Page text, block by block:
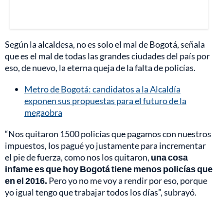
Según la alcaldesa, no es solo el mal de Bogotá, señala
que es el mal de todas las grandes ciudades del país por
eso, de nuevo, la eterna queja de la falta de policías.
Metro de Bogotá: candidatos a la Alcaldía
exponen sus propuestas para el futuro de la
megaobra
“Nos quitaron 1500 policías que pagamos con nuestros
impuestos, los pagué yo justamente para incrementar
el pie de fuerza, como nos los quitaron, una cosa
infame es que hoy Bogotá tiene menos policías que
en el 2016. Pero yo no me voy a rendir por eso, porque
yo igual tengo que trabajar todos los días”, subrayó.